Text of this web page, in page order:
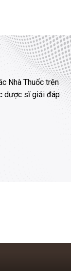
Nhà Thuốc trên
dược sĩ giải đáp